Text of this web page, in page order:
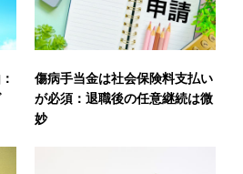
傷病手当金は社会保険料支払い
が必須：退職後の任意継続は微
妙